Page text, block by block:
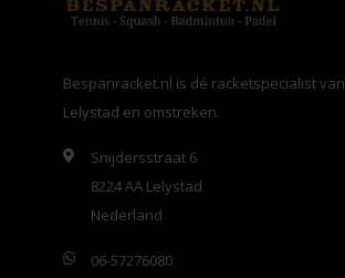
Bespanracket.nl is dé racketspecialist van
Lelystad en omstreken.
Snijdersstraat 6
8224 AA Lelystad
Nederland
06-57276080